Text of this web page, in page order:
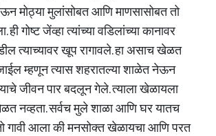
मोठ्या मुलांसोबत आणि माणसासोबत तो
गोष्ट जेंव्हा त्यांच्या वडिलांच्या कानावर
त्याच्यावर खूप रागावले. हा असाच खेळत
जाईल म्हणून त्यास शहरातल्या शाळेत नेऊन
जीवन पार बदलून गेले. त्याला खेळायला
नव्हता. सर्वच मुले शाळा आणि घर यातच
गावी आला की मनसोक्त खेळायचा आणि परत